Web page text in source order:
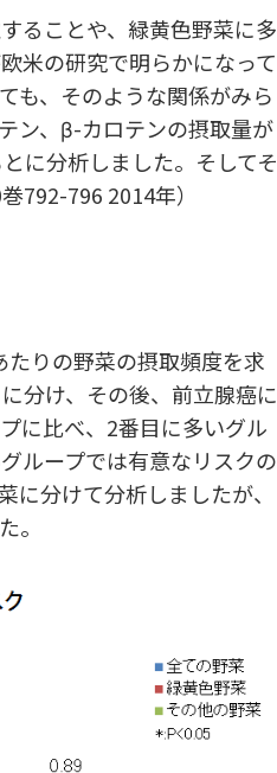
ることや、緑黄色野菜に多
米の研究で明らかになって
も、そのような関係がみら
ン、β-カロテンの摂取量が
に分析しました。そしてそ
792-796 2014年）
りの野菜の摂取頻度を求
分け、その後、前立腺癌に
に比べ、2番目に多いグル
ループでは有意なリスクの
分けて分析しましたが、
。